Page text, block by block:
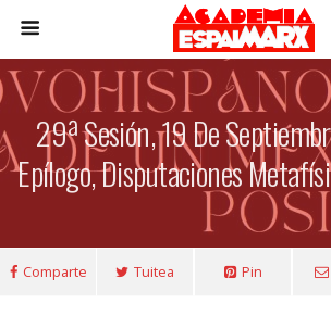
29ª Sesión, 19 De
Epílogo, Disputaciones
Comparte Tuitea Pin